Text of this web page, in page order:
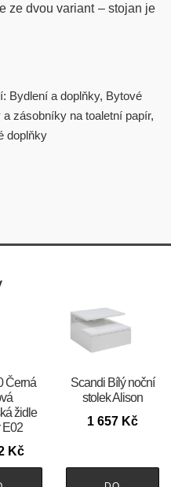
ze dvou variant – stojan je
Bydlení a doplňky, Bytové
a zásobníky na toaletní papír,
doplňky
Černá
židle
E02
Kč
Scandi Bílý noční
stolek Alison
1 657 Kč